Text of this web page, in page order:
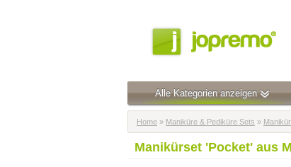
Alle Kategorien anzeigen
Home » Maniküre & Pediküre Sets »
Manikürset 'Pocket' aus